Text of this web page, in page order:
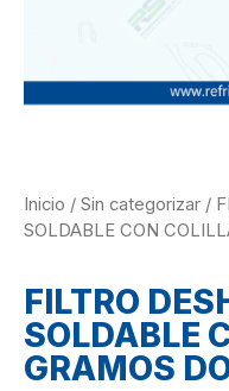
Inicio / Sin categorizar /
SOLDABLE CON
FILTRO
SOLDABLE
GRAMOS